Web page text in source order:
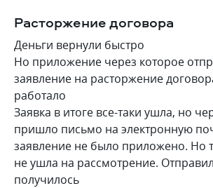
Расторжение договора
Деньги вернули быстро
Но приложение через которое
заявление на расторжение
работало
Заявка в итоге все-таки ушла, но
пришло письмо на электронную
заявление не было приложено. Но
не ушла на рассмотрение.
получилось